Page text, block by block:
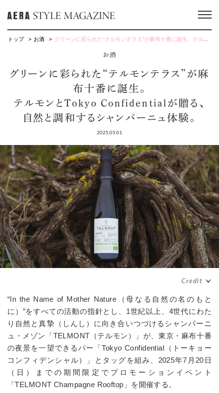
トップ お酒 グリーンに彩られた“テルモンテラス”が麻布十番に誕生。テルモンとTokyo Confidentialが贈る、自然と調和するシャンパーニュ体験。
お酒
グリーンに彩られた“テルモンテラス”が麻
布十番に誕生。
テルモンとTokyo Confidentialが贈る、
自然と調和するシャンパーニュ体験。
2025.05.01
“In the Name of Mother Nature（母なる自然の名のもと
に）”をすべての活動の指針とし、1世紀以上、4世代にわた
り自然と真摯（しんし）に向き合いつづけるシャンパーニ
ュ・メゾン「TELMONT（テルモン）」が、東京・麻布十番
の夜景を一望できるバー「Tokyo Confidential（トーキョー
コンフィデンシャル）」とタッグを組み、2025年7月20日
（日）までの期間限定でプロモーションイベント
「TELMONT Champagne Rooftop」を開催する。